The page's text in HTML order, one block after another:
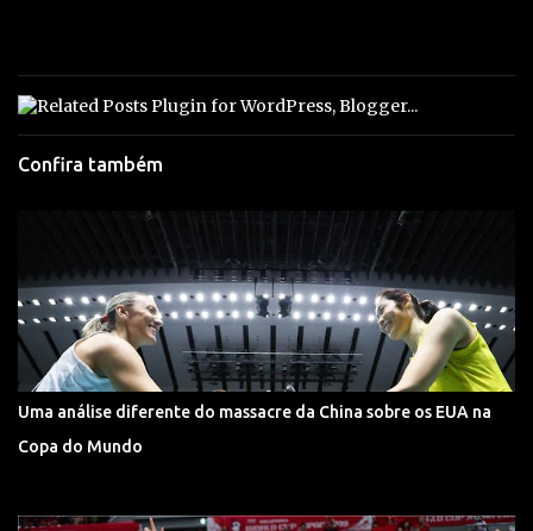
Confira também
Uma análise diferente do massacre da China sobre os EUA na
Copa do Mundo